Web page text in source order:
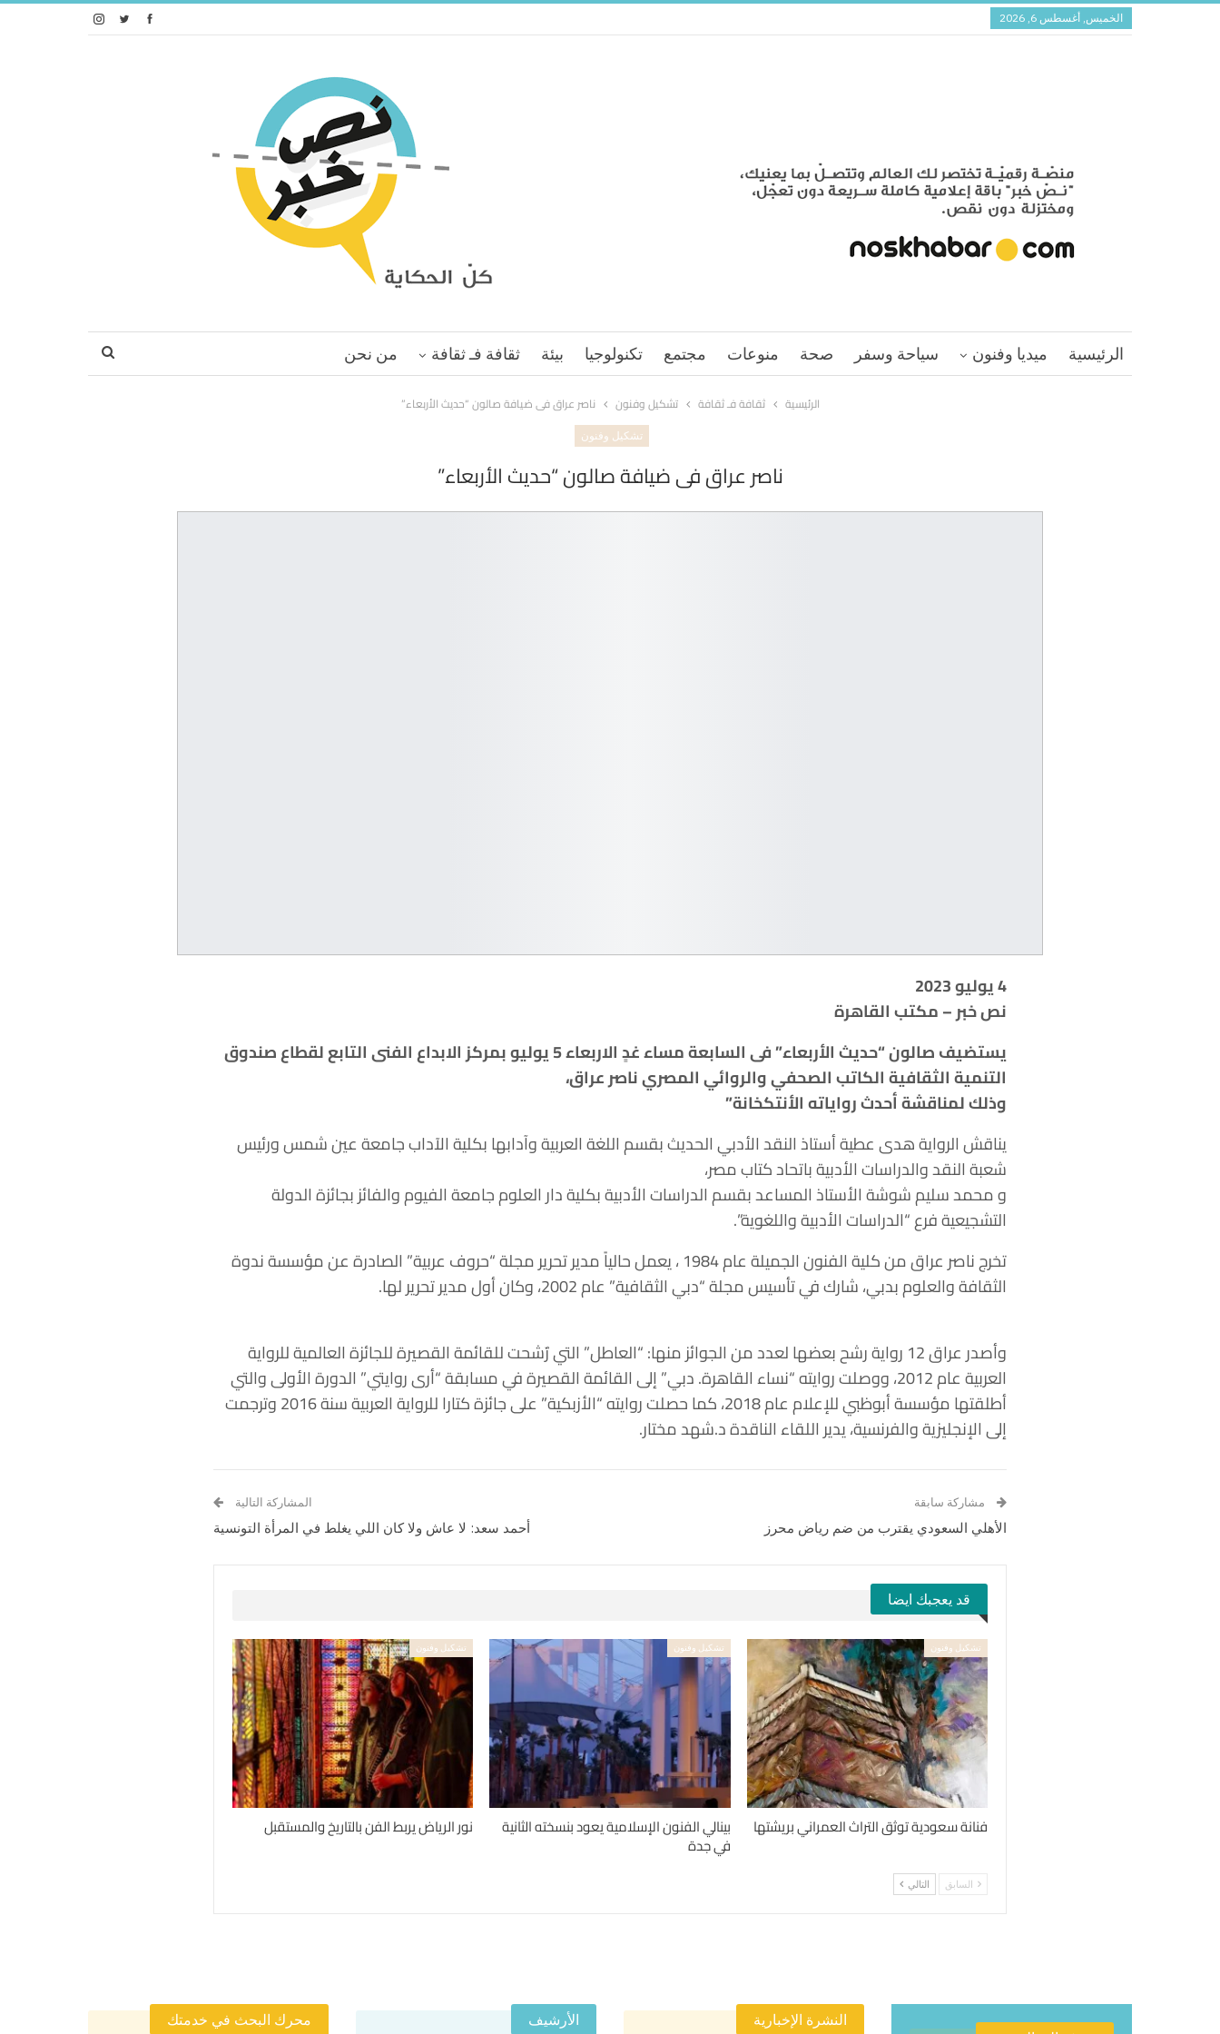
الخميس, أغسطس 6, 2026
الرئيسية ميديا وفنون سياحة وسفر صحة منوعات مجتمع تكنولوجيا بيئة ثقافة فـ ثقافة من نحن
الرئيسية ثقافة فـ ثقافة تشكيل وفنون ناصر عراق فى ضيافة صالون “حديث الأربعاء”
تشكيل وفنون
ناصر عراق فى ضيافة صالون “حديث الأربعاء”
4 يوليو 2023
نص خبر – مكتب القاهرة
يستضيف صالون “حديث الأربعاء” فى السابعة مساء غدٍ الاربعاء 5 يوليو بمركز الابداع الفنى التابع لقطاع صندوق
التنمية الثقافية الكاتب الصحفي والروائي المصري ناصر عراق،
وذلك لمناقشة أحدث رواياته الأنتكخانة”
يناقش الرواية هدى عطية أستاذ النقد الأدبي الحديث بقسم اللغة العربية وآدابها بكلية الآداب جامعة عين شمس ورئيس
شعبة النقد والدراسات الأدبية باتحاد كتاب مصر،
و محمد سليم شوشة الأستاذ المساعد بقسم الدراسات الأدبية بكلية دار العلوم جامعة الفيوم والفائز بجائزة الدولة
التشجيعية فرع “الدراسات الأدبية واللغوية”.
تخرج ناصر عراق من كلية الفنون الجميلة عام 1984 ، يعمل حالياً مدير تحرير مجلة “حروف عربية” الصادرة عن مؤسسة ندوة
الثقافة والعلوم بدبي، شارك في تأسيس مجلة “دبي الثقافية” عام 2002، وكان أول مدير تحرير لها.
وأصدر عراق 12 رواية رشح بعضها لعدد من الجوائز منها: “العاطل” التي رٌشحت للقائمة القصيرة للجائزة العالمية للرواية
العربية عام 2012، ووصلت روايته “نساء القاهرة. دبي” إلى القائمة القصيرة في مسابقة “أرى روايتي” الدورة الأولى والتي
أطلقتها مؤسسة أبوظبي للإعلام عام 2018، كما حصلت روايته “الأزبكية” على جائزة كتارا للرواية العربية سنة 2016 وترجمت
إلى الإنجليزية والفرنسية، يدير اللقاء الناقدة د.شهد مختار.
مشاركة سابقة
الأهلي السعودي يقترب من ضم رياض محرز
المشاركة التالية
أحمد سعد: لا عاش ولا كان اللي يغلط في المرأة التونسية
قد يعجبك ايضا
تشكيل وفنون
فنانة سعودية توثق التراث العمراني بريشتها
تشكيل وفنون
بينالي الفنون الإسلامية يعود بنسخته الثانية
في جدة
تشكيل وفنون
نور الرياض يربط الفن بالتاريخ والمستقبل
السابق التالي
النشرة الإخبارية الأرشيف محرك البحث في خدمتك